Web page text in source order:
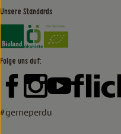
Unsere Standards
Externer Link zu
Externer Link zu
Folge uns auf:
Externer Link zu
Externer Link zu
Externer
#gerneperdu